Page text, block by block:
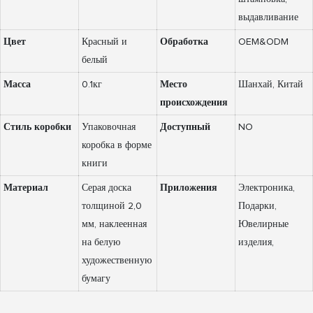
выдавливание
Цвет
Красный и
белый
Обработка OEM&ODM
Масса 0.1кг
Место
происхождения
Шанхай, Китай
Стиль коробки
Упаковочная
коробка в форме
книги
Доступный NO
Материал
Серая доска
толщиной 2,0
мм, наклеенная
на белую
художественную
бумагу
Приложения
Электроника,
Подарки,
Ювелирные
изделия,